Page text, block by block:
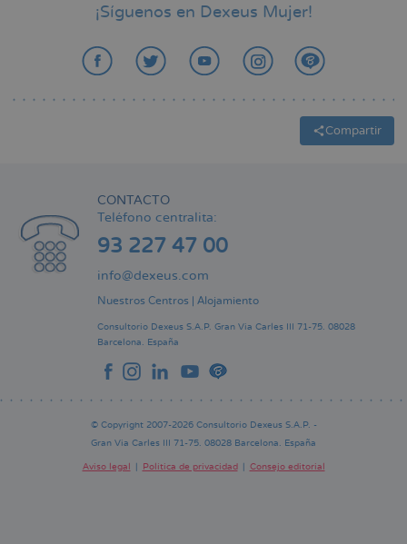
¡Síguenos en Dexeus Mujer!
Compartir
CONTACTO
Teléfono centralita:
93 227 47 00
info@dexeus.com
Nuestros Centros | Alojamiento
Consultorio Dexeus S.A.P. Gran Via Carles III 71-75. 08028
Barcelona. España
© Copyright 2007-2026 Consultorio Dexeus S.A.P. -
Gran Via Carles III 71-75. 08028 Barcelona. España
Aviso legal Política de privacidad Consejo editorial